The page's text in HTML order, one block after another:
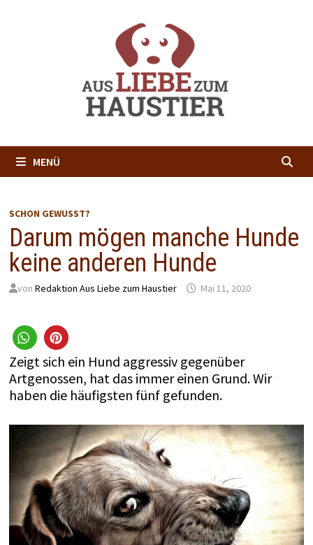
MENÜ
SCHON GEWUSST?
Darum mögen manche Hunde
keine anderen Hunde
von Redaktion Aus Liebe zum Haustier Mai 11, 2020
Zeigt sich ein Hund aggressiv gegenüber
Artgenossen, hat das immer einen Grund. Wir
haben die häufigsten fünf gefunden.